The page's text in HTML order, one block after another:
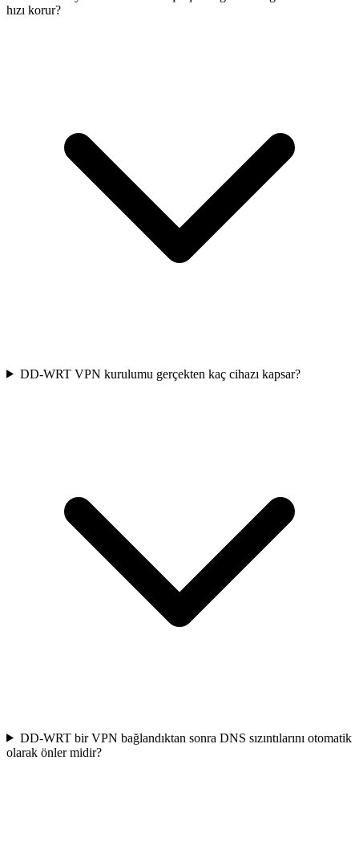
hızı korur?
DD-WRT VPN kurulumu gerçekten kaç cihazı kapsar?
DD-WRT bir VPN bağlandıktan sonra DNS sızıntılarını otomatik
olarak önler midir?